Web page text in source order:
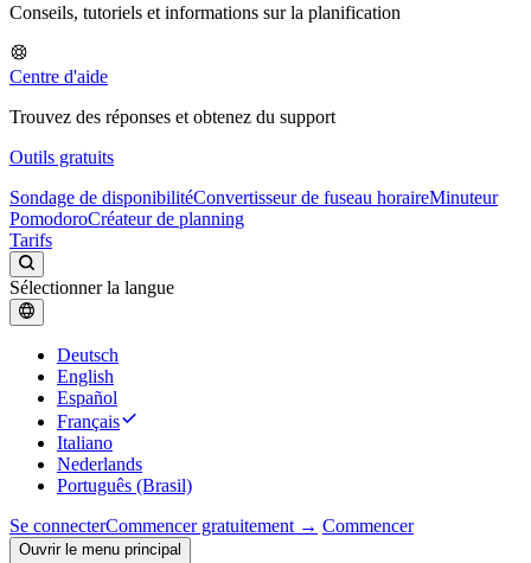
Conseils, tutoriels et informations sur la planification
Centre d'aide
Trouvez des réponses et obtenez du support
Outils gratuits
Sondage de disponibilitéConvertisseur de fuseau horaireMinuteur
PomodoroCréateur de planning
Tarifs
Sélectionner la langue
Deutsch
English
Español
Français
Italiano
Nederlands
Português (Brasil)
Se connecterCommencer gratuitement → Commencer
Ouvrir le menu principal